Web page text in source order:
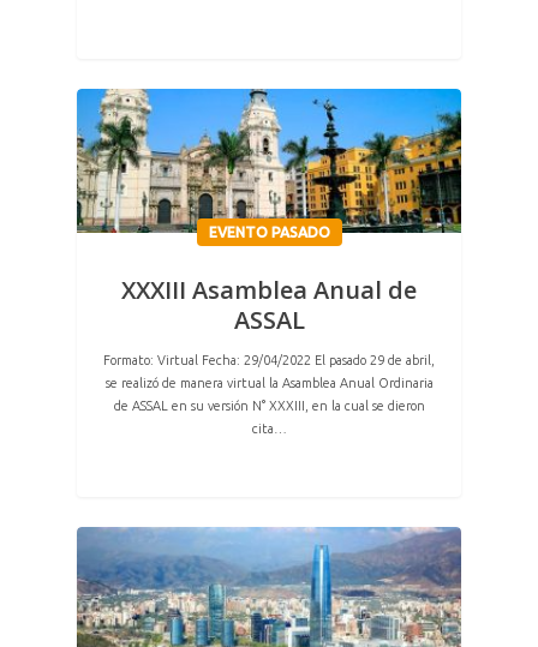
EVENTO PASADO
XXXIII Asamblea Anual de
ASSAL
Formato: Virtual Fecha: 29/04/2022 El pasado 29 de abril,
se realizó de manera virtual la Asamblea Anual Ordinaria
de ASSAL en su versión N° XXXIII, en la cual se dieron
cita…